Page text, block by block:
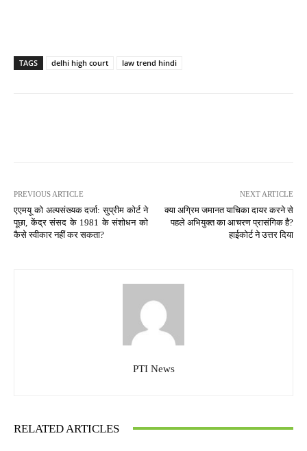
TAGS delhi high court law trend hindi
PREVIOUS ARTICLE
एएमयू को अल्पसंख्यक दर्जा: सुप्रीम कोर्ट ने
पूछा, केंद्र संसद के 1981 के संशोधन को
कैसे स्वीकार नहीं कर सकता?
NEXT ARTICLE
क्या अग्रिम जमानत याचिका दायर करने से
पहले अभियुक्त का आचरण प्रासंगिक है?
हाईकोर्ट ने उत्तर दिया
PTI News
RELATED ARTICLES